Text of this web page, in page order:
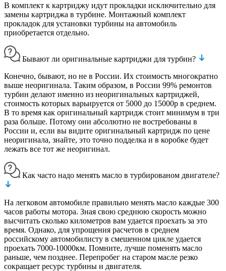
В комплект к картриджу идут прокладки исключительно для
замены картриджа в турбине. Монтажный комплект
прокладок для установки турбины на автомобиль
приобретается отдельно.
Бывают ли оригинальные картриджи для турбин?
Конечно, бывают, но не в России. Их стоимость многократно
выше неоригинала. Таким образом, в России 99% ремонтов
турбин делают именно из неоригинальных картриджей,
стоимость которых варьируется от 5000 до 15000р в среднем.
В то время как оригинальный картридж стоит минимум в три
раза больше. Потому они абсолютно не востребованы в
России и, если вы видите оригинальный картридж по цене
неоригинала, знайте, это точно подделка и в коробке будет
лежать все тот же неоригинал.
Как часто надо менять масло в турбированом двигателе?
На легковом автомобиле правильно менять масло каждые 300
часов работы мотора. Зная свою среднюю скорость можно
высчитать сколько километров вам удается проехать за это
время. Однако, для упрощения расчетов в среднем
российскому автомобилисту в смешенном цикле удается
проехать 7000-10000км. Помните, лучше поменять масло
раньше, чем позднее. Перепробег на старом масле резко
сокращает ресурс турбины и двигателя.